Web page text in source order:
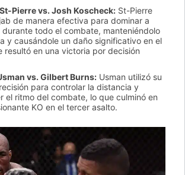
Pierre vs. Josh Koscheck: St-Pierre
de manera efectiva para dominar a
durante todo el combate, manteniéndolo
y causándole un daño significativo en el
resultó en una victoria por decisión
vs. Gilbert Burns: Usman utilizó su
para controlar la distancia y
el ritmo del combate, lo que culminó en
KO en el tercer asalto.